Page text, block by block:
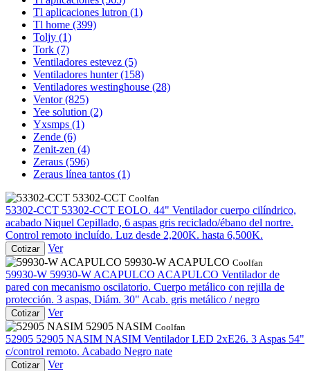
Tl aplicaciones lutron (1)
Tl home (399)
Toljy (1)
Tork (7)
Ventiladores estevez (5)
Ventiladores hunter (158)
Ventiladores westinghouse (28)
Ventor (825)
Yee solution (2)
Yxsmps (1)
Zende (6)
Zenit-zen (4)
Zeraus (596)
Zeraus línea tantos (1)
53302-CCT Coolfan
53302-CCT 53302-CCT EOLO. 44" Ventilador cuerpo cilíndrico,
acabado Niquel Cepillado, 6 aspas gris reciclado/ébano del nortre.
Control remoto incluído. Luz desde 2,200K. hasta 6,500K.
Cotizar
Ver
59930-W ACAPULCO Coolfan
59930-W 59930-W ACAPULCO ACAPULCO Ventilador de
pared con mecanismo oscilatorio. Cuerpo metálico con rejilla de
protección. 3 aspas, Diám. 30" Acab. gris metálico / negro
Cotizar
Ver
52905 NASIM Coolfan
52905 52905 NASIM NASIM Ventilador LED 2xE26. 3 Aspas 54"
c/control remoto. Acabado Negro nate
Cotizar
Ver